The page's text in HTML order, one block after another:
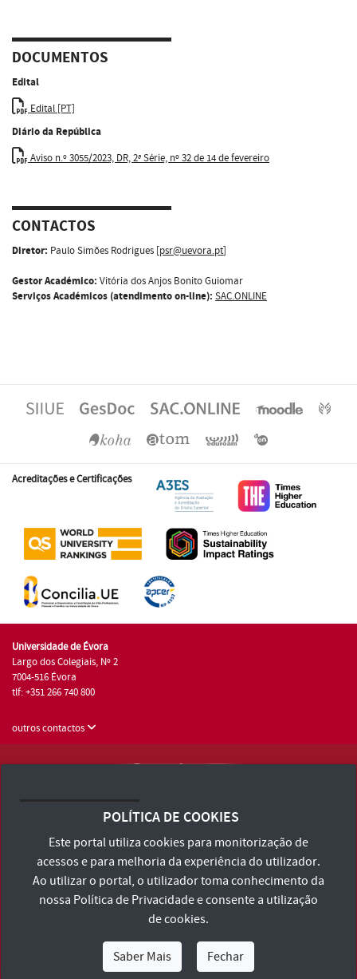
DOCUMENTOS
Edital
Edital [PT]
Diário da República
Aviso n.º 3055/2023, DR, 2ª Série, nº 32 de 14 de fevereiro
CONTACTOS
Diretor: Paulo Simões Rodrigues [psr@uevora.pt]
Gestor Académico: Vitória dos Anjos Bonito Guiomar
Serviços Académicos (atendimento on-line): SAC.ONLINE
Acreditações e Certificações
Universidade de Évora
Largo dos Colegiais, Nº 2
7004-516 Évora
tlf: +351 266 740 800
outros contactos
Consulte os Termos e Condições e Política de Privacidade
Declaração de Acessibilidade
POLÍTICA DE COOKIES
Este portal utiliza cookies para monitorização de
acessos e para melhoria da experiência do utilizador.
Ao utilizar o portal, o utilizador toma conhecimento da
nossa Política de Privacidadee consente a utilização
de cookies.
Saber Mais Fechar